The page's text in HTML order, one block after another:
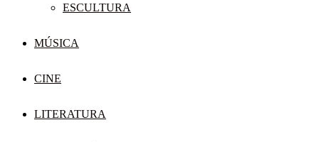
ESCULTURA
MÚSICA
CINE
LITERATURA